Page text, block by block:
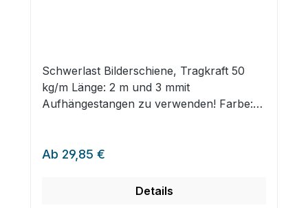
Schwerlast Bilderschiene, Tragkraft 50
kg/m Länge: 2 m und 3 mmit
Aufhängestangen zu verwenden! Farbe:
Bilderschiene MIT Montagematerial und 1
extra bestellen (siehe Zubehör-Tab)
Regulärer Preis:
Ab 29,85 €
Details